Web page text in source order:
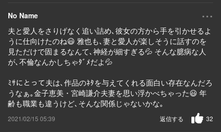
No Name ...
夫と愛人をさりげなく追い詰め､彼女の方から手を引かせるよ
うに仕向けたのね😃 雅也も､妻と愛人が楽しそうに話すのを
見ただけで固まるなんて､神経が細すぎる💦 そんな臆病な人
が､不倫なんかしちゃﾀﾞﾒだよ💦
ﾐｻにとって夫は､作品のﾈﾀを与えてくれる面白い存在なんだろ
うなぁ｡金子恵美・宮崎謙介夫妻を思い浮かべちゃった😃 年
齢も職業も違うけど､そんな関係じゃないかな｡
2021/02/15 05:39 32
返信する